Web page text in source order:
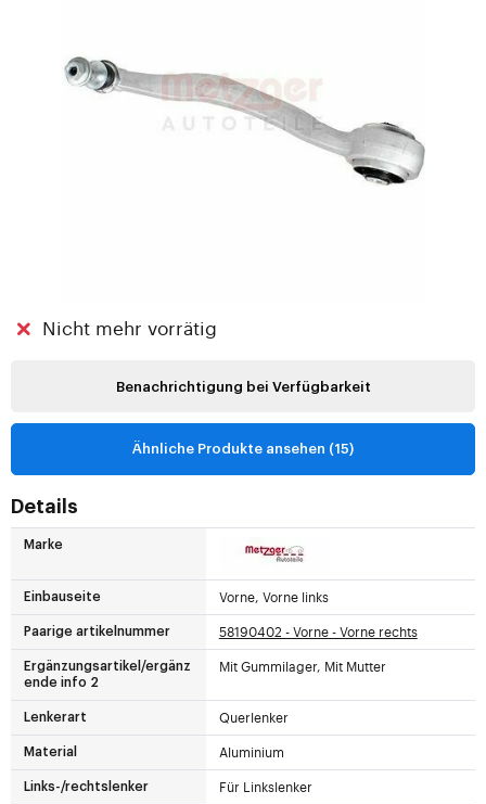
Nicht mehr vorrätig
Benachrichtigung bei Verfügbarkeit
Ähnliche Produkte ansehen (15)
Details
Marke
Einbauseite Vorne, Vorne links
Paarige artikelnummer 58190402 - Vorne - Vorne rechts
Ergänzungsartikel/ergänz
ende info 2
Mit Gummilager, Mit Mutter
Lenkerart Querlenker
Material Aluminium
Links-/rechtslenker Für Linkslenker